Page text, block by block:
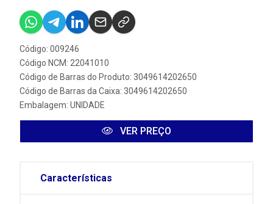
Código: 009246
Código NCM: 22041010
Código de Barras do Produto: 3049614202650
Código de Barras da Caixa: 3049614202650
Embalagem: UNIDADE
VER PREÇO
Características